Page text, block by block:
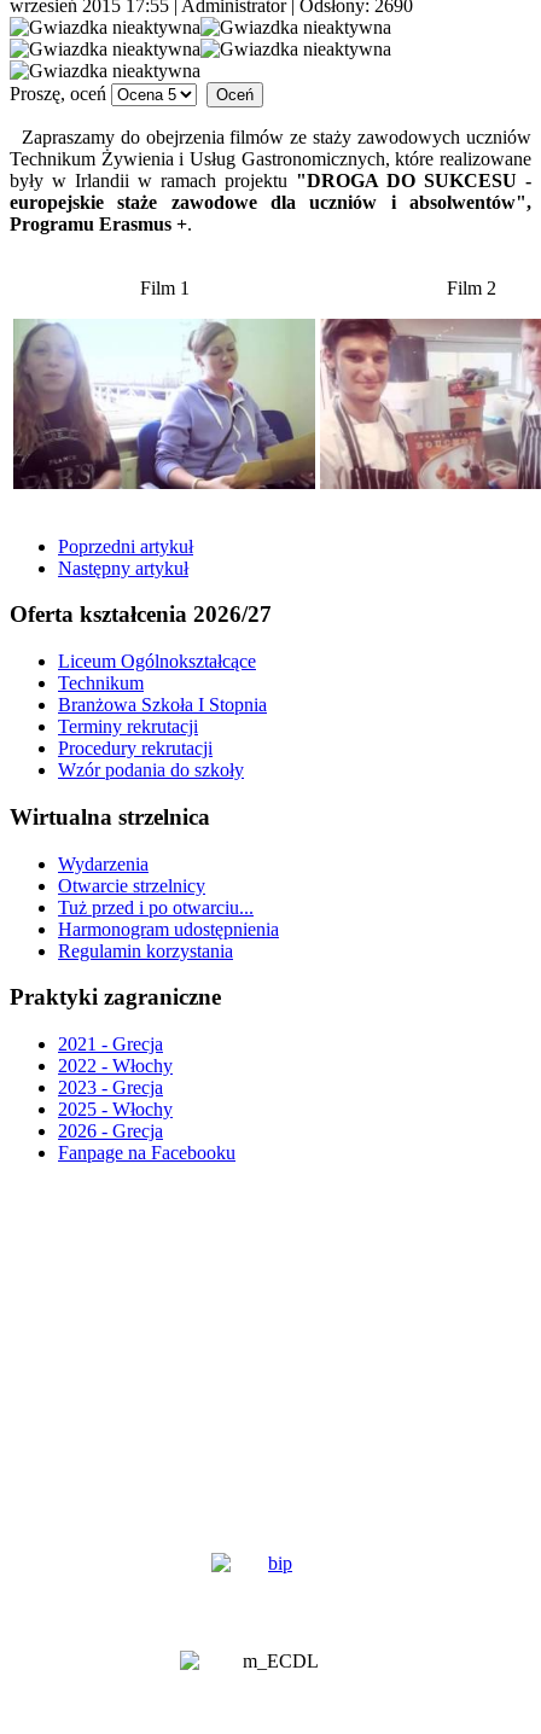
wrzesień 2015 17:55 Administrator| Odsłony: 2690
Proszę, oceń
Zapraszamy do obejrzenia filmów ze staży zawodowych uczniów
Technikum Żywienia i Usług Gastronomicznych, które realizowane
były w Irlandii w ramach projektu "DROGA DO SUKCESU -
europejskie staże zawodowe dla uczniów i absolwentów",
Programu Erasmus +.
Film 1 Film 2
Poprzedni artykuł
Następny artykuł
Oferta kształcenia 2026/27
Liceum Ogólnokształcące
Technikum
Branżowa Szkoła I Stopnia
Terminy rekrutacji
Procedury rekrutacji
Wzór podania do szkoły
Wirtualna strzelnica
Wydarzenia
Otwarcie strzelnicy
Tuż przed i po otwarciu...
Harmonogram udostępnienia
Regulamin korzystania
Praktyki zagraniczne
2021 - Grecja
2022 - Włochy
2023 - Grecja
2025 - Włochy
2026 - Grecja
Fanpage na Facebooku